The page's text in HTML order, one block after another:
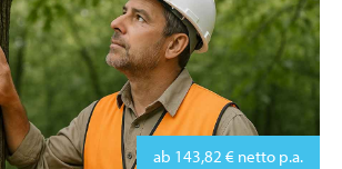
ab 143,82 € netto p.a.